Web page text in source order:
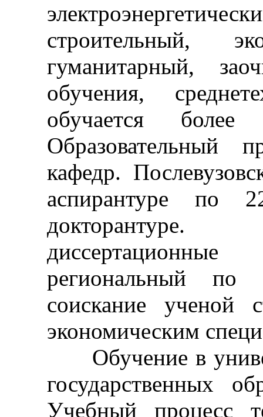
строительный,
гуманитарный,
обучения,
обучается
Образовательный
кафедр.
аспирантуре по
региональный по
соискание ученой
экономическим
Обучение в
государственных
Учебный процесс